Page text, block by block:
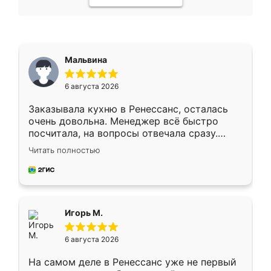
Мальвина
6 августа 2026
Заказывала кухню в Ренессанс, осталась
очень довольна. Менеджер всё быстро
посчитала, на вопросы отвечала сразу.
Замерщик приехал в субботу, подошёл к
делу со всей ответственностью. Собрали
за день, ребята работали аккуратно, даже
Читать полностью
Игорь М.
6 августа 2026
На самом деле в Ренессанс уже не первый